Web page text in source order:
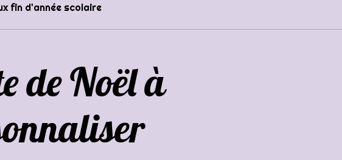
fin d'année scolaire
de Noël à